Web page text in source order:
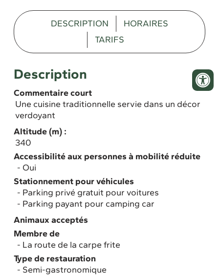
DESCRIPTION
HORAIRES
TARIFS
Description
Commentaire court
Une cuisine traditionnelle servie dans un décor
verdoyant
Altitude (m) :
340
Accessibilité aux personnes à mobilité réduite
Oui
Stationnement pour véhicules
Parking privé gratuit pour voitures
Parking payant pour camping car
Animaux acceptés
Membre de
La route de la carpe frite
Type de restauration
Semi-gastronomique